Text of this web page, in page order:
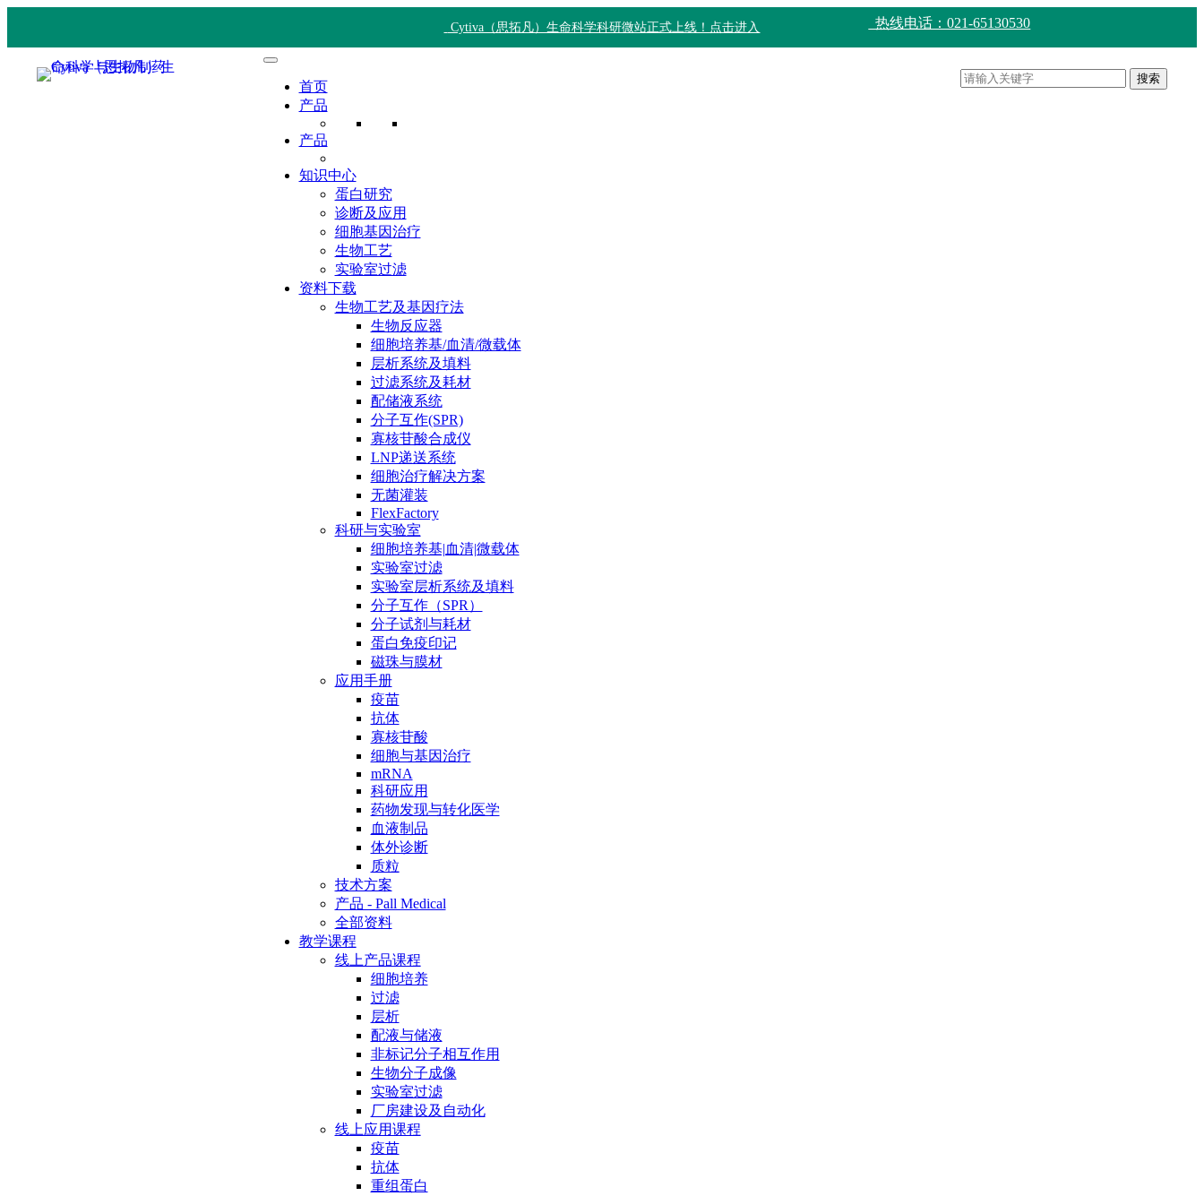
Cytiva（思拓凡）生命科学科研微站正式上线！点击进入 热线电话：021-65130530
首页
产品
产品
知识中心
蛋白研究
诊断及应用
细胞基因治疗
生物工艺
实验室过滤
资料下载
生物工艺及基因疗法
生物反应器
细胞培养基/血清/微载体
层析系统及填料
过滤系统及耗材
配储液系统
分子互作(SPR)
寡核苷酸合成仪
LNP递送系统
细胞治疗解决方案
无菌灌装
FlexFactory
科研与实验室
细胞培养基|血清|微载体
实验室过滤
实验室层析系统及填料
分子互作（SPR）
分子试剂与耗材
蛋白免疫印记
磁珠与膜材
应用手册
疫苗
抗体
寡核苷酸
细胞与基因治疗
mRNA
科研应用
药物发现与转化医学
血液制品
体外诊断
质粒
技术方案
产品 - Pall Medical
全部资料
教学课程
线上产品课程
细胞培养
过滤
层析
配液与储液
非标记分子相互作用
生物分子成像
实验室过滤
厂房建设及自动化
线上应用课程
疫苗
抗体
重组蛋白